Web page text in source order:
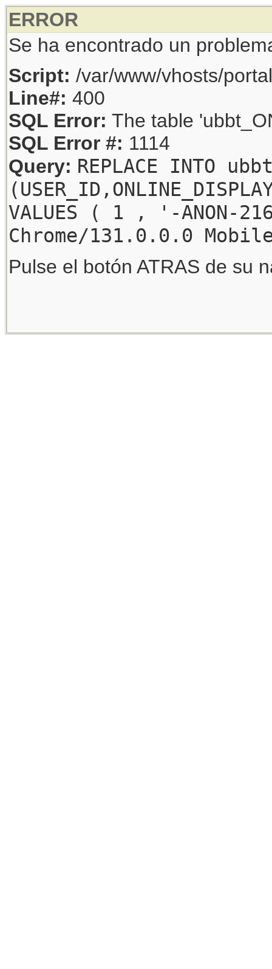
ERROR
Se ha encontrado un
Script: /var/www/vhosts/
Line#: 400
SQL Error: The table
SQL Error #: 1114
Query: REPLACE INTO
VALUES ( 1 , '-
Chrome/131.0.0.0
Pulse el botón ATRAS de su